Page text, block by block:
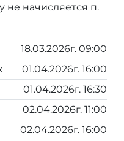
начисляется п.
18.03.2026г. 09:00
01.04.2026г. 16:00
01.04.2026г. 16:30
02.04.2026г. 11:00
02.04.2026г. 16:00